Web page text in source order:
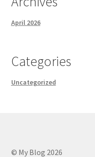
April 2026
Categories
Uncategorized
© My Blog 2026